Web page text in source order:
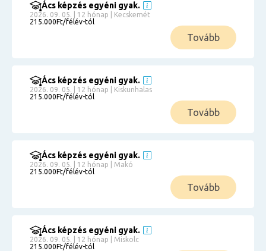
Ács képzés egyéni gyak.
2026. 09. 05. | 12 hónap | Kecskemét
215.000Ft/félév-tól
Tovább
Ács képzés egyéni gyak.
2026. 09. 05. | 12 hónap | Kiskunhalas
215.000Ft/félév-tól
Tovább
Ács képzés egyéni gyak.
2026. 09. 05. | 12 hónap | Makó
215.000Ft/félév-tól
Tovább
Ács képzés egyéni gyak.
2026. 09. 05. | 12 hónap | Miskolc
215.000Ft/félév-tól